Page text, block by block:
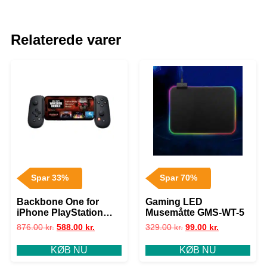
Relaterede varer
Spar 33%
Backbone One for
iPhone PlayStation
Edition – Black – Wired
Controller – iOS
876.00kr. 588.00 kr.
KØB NU
Spar 70%
Gaming LED
Musemåtte GMS-WT-5
329.00kr. 99.00 kr.
KØB NU